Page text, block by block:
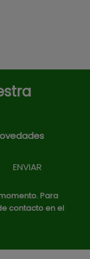
Para
contacto en el